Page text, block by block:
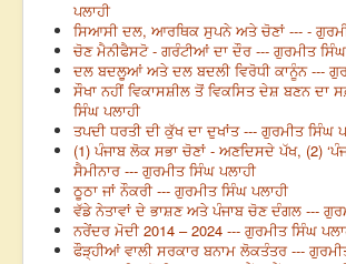
ਪਲਾਹੀ
ਸਿਆਸੀ ਦਲ, ਆਰਥਿਕ ਸੁਪਨੇ ਅਤੇ ਚੋਣਾਂ --- -
ਚੋਣ ਮੈਨੀਫੈਸਟੋ - ਗਰੰਟੀਆਂ ਦਾ ਦੌਰ --- ਗੁਰਮੀਤ ਸਿੰਘ
ਦਲ ਬਦਲੂਆਂ ਅਤੇ ਦਲ ਬਦਲੀ ਵਿਰੋਧੀ ਕਾਨੂੰਨ ---
ਸੌਖਾ ਨਹੀਂ ਵਿਕਾਸਸ਼ੀਲ ਤੋਂ ਵਿਕਸਿਤ ਦੇਸ਼ ਬਣਨ ਦਾ
ਸਿੰਘ ਪਲਾਹੀ
ਤਪਦੀ ਧਰਤੀ ਦੀ ਕੁੱਖ ਦਾ ਦੁਖਾਂਤ --- ਗੁਰਮੀਤ ਸਿੰਘ
(1) ਪੰਜਾਬ ਲੋਕ ਸਭਾ ਚੋਣਾਂ - ਅਣਦਿਸਦੇ ਪੱਖ, (2)
ਸੈਮੀਨਾਰ --- ਗੁਰਮੀਤ ਸਿੰਘ ਪਲਾਹੀ
ਠੂਠਾ ਜਾਂ ਨੌਕਰੀ --- ਗੁਰਮੀਤ ਸਿੰਘ ਪਲਾਹੀ
ਵੱਡੇ ਨੇਤਾਵਾਂ ਦੇ ਭਾਸ਼ਣ ਅਤੇ ਪੰਜਾਬ ਚੋਣ ਦੰਗਲ ---
ਨਰੇਂਦਰ ਮੋਦੀ 2014 – 2024 --- ਗੁਰਮੀਤ ਸਿੰਘ
ਫੌੜ੍ਹੀਆਂ ਵਾਲੀ ਸਰਕਾਰ ਬਨਾਮ ਲੋਕਤੰਤਰ ---